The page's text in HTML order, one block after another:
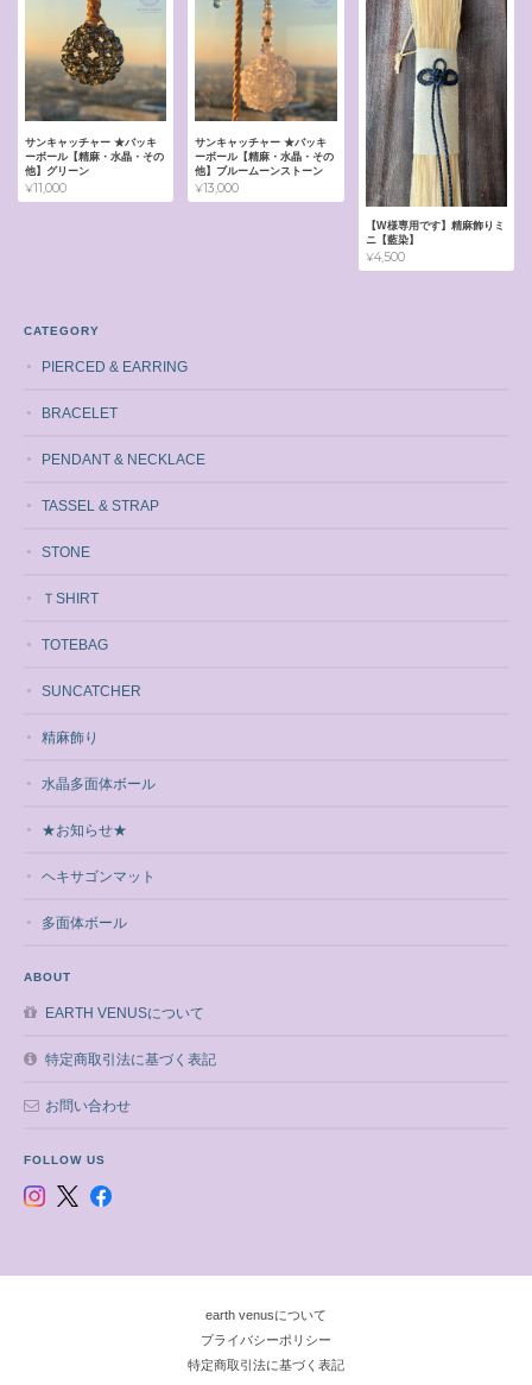
サンキャッチャー ★バッキ
ーボール【精麻・水晶・その
他】グリーン
¥11,000
サンキャッチャー ★バッキ
ーボール【精麻・水晶・その
他】ブルームーンストーン
¥13,000
【W様専用です】精麻飾りミ
ニ【藍染】
¥4,500
CATEGORY
PIERCED & EARRING
BRACELET
PENDANT & NECKLACE
TASSEL & STRAP
STONE
ＴSHIRT
TOTEBAG
SUNCATCHER
精麻飾り
水晶多面体ボール
★お知らせ★
ヘキサゴンマット
多面体ボール
ABOUT
EARTH VENUSについて
特定商取引法に基づく表記
お問い合わせ
FOLLOW US
earth venusについて
プライバシーポリシー
特定商取引法に基づく表記